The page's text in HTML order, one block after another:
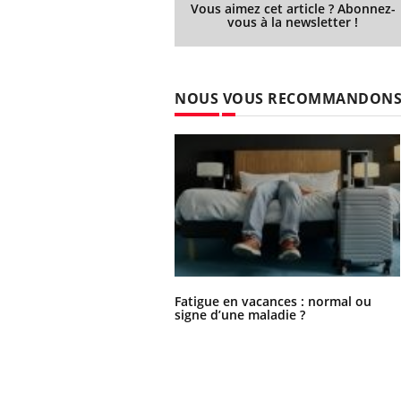
Vous aimez cet article ? Abonnez-
vous à la newsletter !
NOUS VOUS RECOMMANDONS
Fatigue en vacances : normal ou
signe d’une maladie ?
Il y